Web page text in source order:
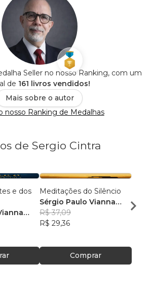
Seller no nosso Ranking, com um
de 161 livros vendidos!
Mais sobre o autor
nosso Ranking de Medalhas
de Sergio Cintra
e dos
Meditações do Silêncio
Sérgio Paulo Vianna
Cintra
R$ 37,09
R$ 29,36
Comprar
R$